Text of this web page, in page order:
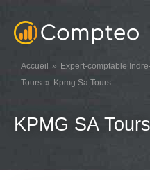
Accueil Expert-comptable
Tours
Kpmg Sa Tours
KPMG SA Tours